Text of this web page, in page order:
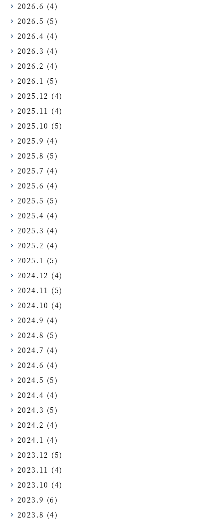
2026.6 (4)
2026.5 (5)
2026.4 (4)
2026.3 (4)
2026.2 (4)
2026.1 (5)
2025.12 (4)
2025.11 (4)
2025.10 (5)
2025.9 (4)
2025.8 (5)
2025.7 (4)
2025.6 (4)
2025.5 (5)
2025.4 (4)
2025.3 (4)
2025.2 (4)
2025.1 (5)
2024.12 (4)
2024.11 (5)
2024.10 (4)
2024.9 (4)
2024.8 (5)
2024.7 (4)
2024.6 (4)
2024.5 (5)
2024.4 (4)
2024.3 (5)
2024.2 (4)
2024.1 (4)
2023.12 (5)
2023.11 (4)
2023.10 (4)
2023.9 (6)
2023.8 (4)